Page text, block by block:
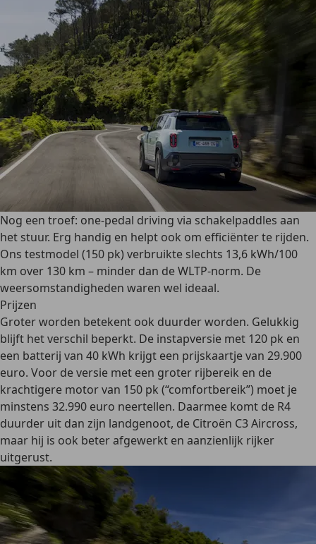
Nog een troef: one-pedal driving via schakelpaddles aan
het stuur. Erg handig en helpt ook om efficiënter te rijden.
Ons testmodel (150 pk) verbruikte slechts 13,6 kWh/100
km over 130 km – minder dan de WLTP-norm. De
weersomstandigheden waren wel ideaal.
Prijzen
Groter worden betekent ook duurder worden. Gelukkig
blijft het verschil beperkt. De instapversie met 120 pk en
een batterij van 40 kWh krijgt een prijskaartje van 29.900
euro. Voor de versie met een groter rijbereik en de
krachtigere motor van 150 pk (“comfortbereik”) moet je
minstens 32.990 euro neertellen. Daarmee komt de R4
duurder uit dan zijn landgenoot, de Citroën C3 Aircross,
maar hij is ook beter afgewerkt en aanzienlijk rijker
uitgerust.